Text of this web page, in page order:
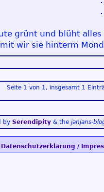
grünt und blüht
wir sie hinterm
Seite 1 von 1, insgesamt 1
by Serendipity& the janjans-
Datenschutzerklärung /